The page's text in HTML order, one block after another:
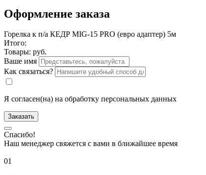
Оформление заказа
Горелка к п/а КЕДР MIG-15 PRO (евро адаптер) 5м
Итого:
Товары: руб.
Ваше имя
Как связаться?
Я согласен(на) на обработку персональных данных
Заказать
Спасибо!
Наш менеджер свяжется с вами в ближайшее время
01